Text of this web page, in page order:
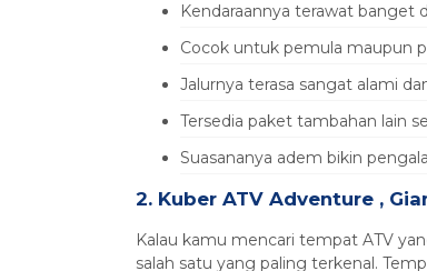
Kendaraannya terawat banget
Cocok untuk pemula maupun
Jalurnya terasa sangat alami
Tersedia paket tambahan lain
Suasananya adem bikin
2. Kuber ATV Adventure ,
Kalau kamu mencari tempat ATV
salah satu yang paling terkenal.